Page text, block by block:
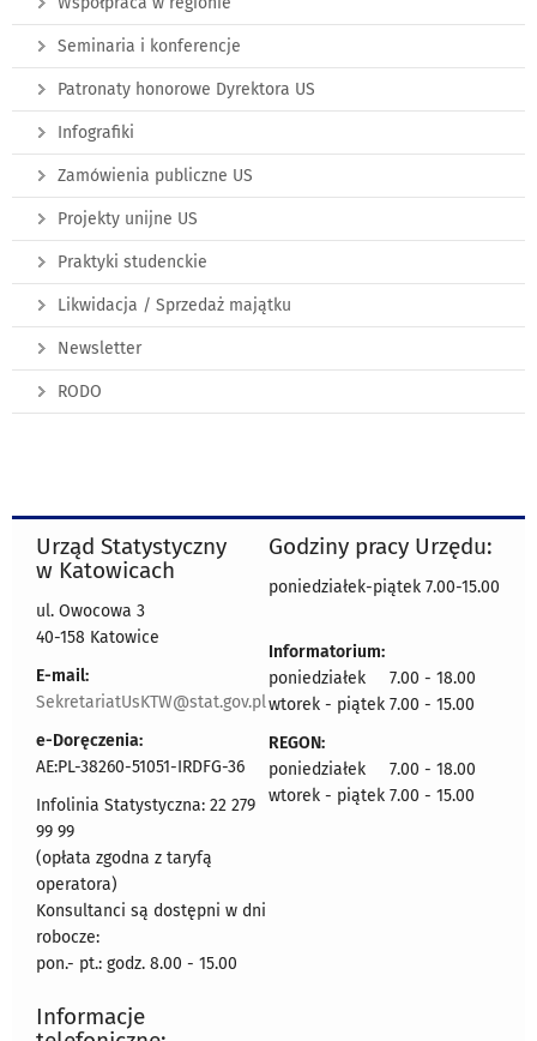
Seminaria i konferencje
Patronaty honorowe Dyrektora US
Infografiki
Zamówienia publiczne US
Projekty unijne US
Praktyki studenckie
Likwidacja / Sprzedaż majątku
Newsletter
RODO
Urząd Statystyczny
w Katowicach
ul. Owocowa 3
40-158 Katowice
E-mail:
SekretariatUsKTW@stat.gov.pl
e-Doręczenia:
AE:PL-38260-51051-IRDFG-36
Infolinia Statystyczna: 22 279
99 99
(opłata zgodna z taryfą
operatora)
Konsultanci są dostępni w dni
robocze:
pon.- pt.: godz. 8.00 - 15.00
Godziny pracy Urzędu:
poniedziałek-piątek 7.00-15.00
Informatorium:
poniedziałek 7.00 - 18.00
wtorek - piątek 7.00 - 15.00
REGON:
poniedziałek 7.00 - 18.00
wtorek - piątek 7.00 - 15.00
Informacje